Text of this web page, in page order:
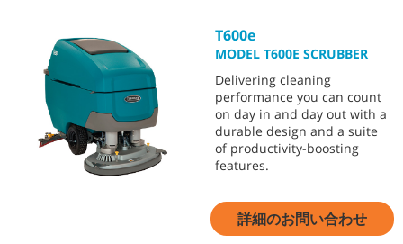
T600e
MODEL T600E SCRUBBER
Delivering cleaning
performance you can count
on day in and day out with a
durable design and a suite
of productivity-boosting
features.
詳細のお問い合わせ